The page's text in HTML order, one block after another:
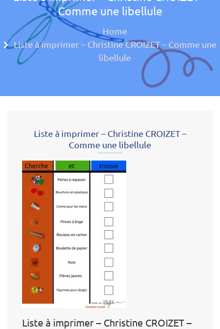
Approche
Comme une libellule
Home
Liste à imprimer – Christine CROIZET – Comme une
libellule
Liste à imprimer – Christine CROIZET –
Comme une libellule
Liste à imprimer – Christine CROIZET –